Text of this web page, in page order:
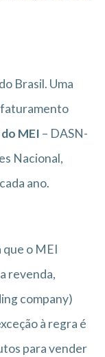
Brasil. Uma
faturamento
MEI – DASN-
Nacional,
ano.
o MEI
revenda,
company)
à regra é
para vender